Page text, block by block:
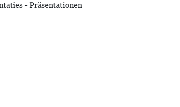
- Präsentationen